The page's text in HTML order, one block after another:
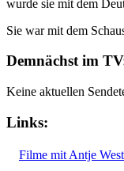
wurde sie mit dem
Sie war mit dem
Demnächst im
Keine aktuellen
Links:
Filme mit Antje